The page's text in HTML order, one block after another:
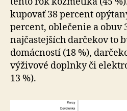
kupovať 38 percent
percent, oblečenie a obuv
najčastejších darčekov to
domácností (18 %),
výživové doplnky či
13 %).